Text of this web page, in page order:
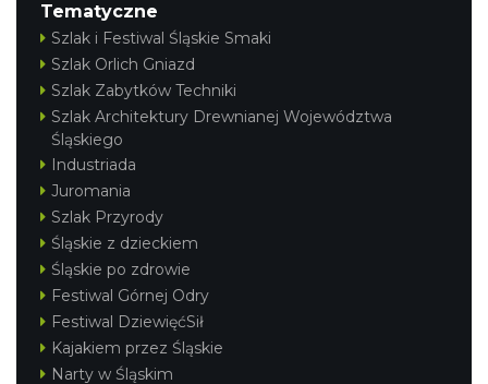
Tematyczne
Szlak i Festiwal Śląskie Smaki
Szlak Orlich Gniazd
Szlak Zabytków Techniki
Szlak Architektury Drewnianej Województwa
Śląskiego
Industriada
Juromania
Szlak Przyrody
Śląskie z dzieckiem
Śląskie po zdrowie
Festiwal Górnej Odry
Festiwal DziewięćSił
Kajakiem przez Śląskie
Narty w Śląskim